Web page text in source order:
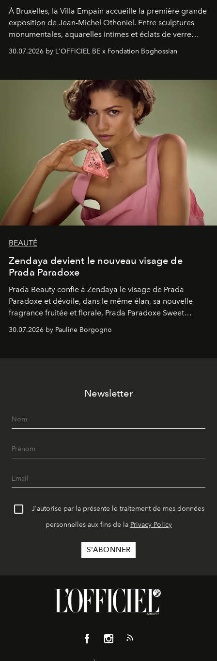
À Bruxelles, la Villa Empain accueille la première grande
exposition de Jean-Michel Othoniel. Entre sculptures
monumentales, aquarelles intimes et éclats de verre
émotionnel où chaque œuvre devient le souvenir
émerveillement.
30.07.2026 by L'OFFICIEL BE x Fondation Boghossian
BEAUTÉ
Zendaya devient le nouveau visage de
Prada Paradoxe
Prada Beauty confie à Zendaya le visage de Prada
Paradoxe et dévoile, dans le même élan, sa nouvelle
fragrance fruitée et florale, Prada Paradoxe Sweet
30.07.2026 by Pauline Borgogno
Newsletter
J'autorise par la présente le traitement de mes données
personnelles aux fins de la Privacy Policy